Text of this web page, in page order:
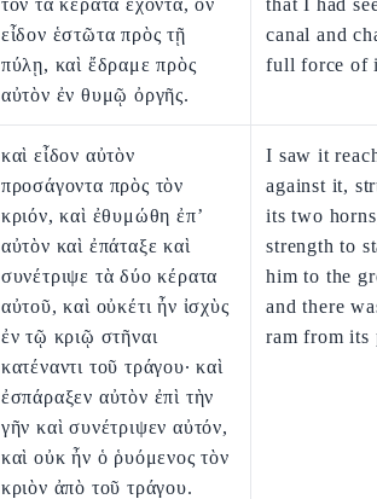
τὸν τὰ κέρατα ἔχοντα, ὃν
εἶδον ἑστῶτα πρὸς τῇ
πύλῃ, καὶ ἔδραμε πρὸς
αὐτὸν ἐν θυμῷ ὀργῆς.
that I had
canal and
full force of
καὶ εἶδον αὐτὸν
προσάγοντα πρὸς τὸν
κριόν, καὶ ἐθυμώθη ἐπ’
αὐτὸν καὶ ἐπάταξε καὶ
συνέτριψε τὰ δύο κέρατα
αὐτοῦ, καὶ οὐκέτι ἦν ἰσχὺς
ἐν τῷ κριῷ στῆναι
κατέναντι τοῦ τράγου· καὶ
ἐσπάραξεν αὐτὸν ἐπὶ τὴν
γῆν καὶ συνέτριψεν αὐτόν,
καὶ οὐκ ἦν ὁ ῥυόμενος τὸν
κριὸν ἀπὸ τοῦ τράγου.
I saw it
against it,
its two
strength to
him to the
and there
ram from its